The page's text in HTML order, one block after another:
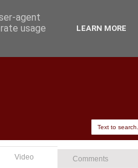
Video Comments
agent
usage
LEARN MORE